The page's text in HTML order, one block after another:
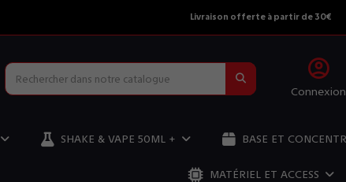
Livraison offerte à partir de 30€
Connexion
SHAKE & VAPE 50ML + BASE ET
MATÉRIEL ET ACCESS